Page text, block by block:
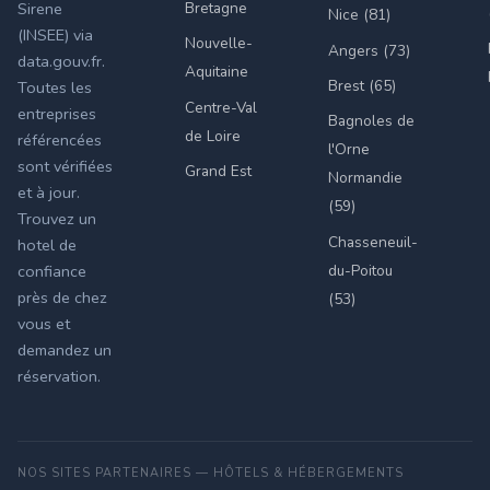
Sirene
(INSEE) via
data.gouv.fr.
Toutes les
entreprises
référencées
sont vérifiées
et à jour.
Trouvez un
hotel de
confiance
près de chez
vous et
demandez un
réservation.
Bretagne
Nouvelle-
Aquitaine
Centre-Val
de Loire
Grand Est
Nice (81)
Angers (73)
Brest (65)
Bagnoles de
l'Orne
Normandie
(59)
Chasseneuil-
du-Poitou
(53)
NOS SITES PARTENAIRES — HÔTELS & HÉBERGEMENTS